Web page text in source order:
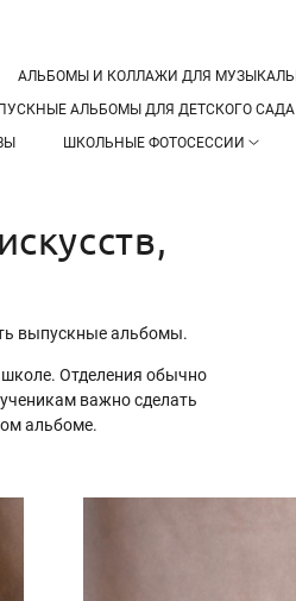
АЛЬБОМЫ И КОЛЛАЖИ ДЛЯ
АЛЬБОМЫ ДЛЯ ДЕТСКОГО САДА
ШКОЛЬНЫЕ ФОТОСЕССИИ
выпускные альбомы.
Отделения обычно
важно сделать
альбоме.